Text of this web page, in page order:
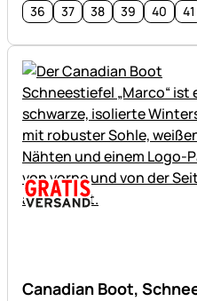
36 37 38 39 40 41
Canadian Boot,